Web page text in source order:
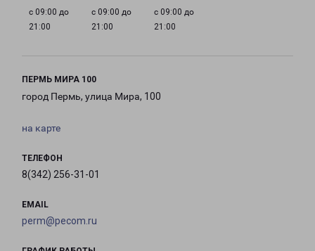
с 09:00 до
21:00
с 09:00 до
21:00
с 09:00 до
21:00
ПЕРМЬ МИРА 100
город Пермь, улица Мира, 100
на карте
ТЕЛЕФОН
8(342) 256-31-01
EMAIL
perm@pecom.ru